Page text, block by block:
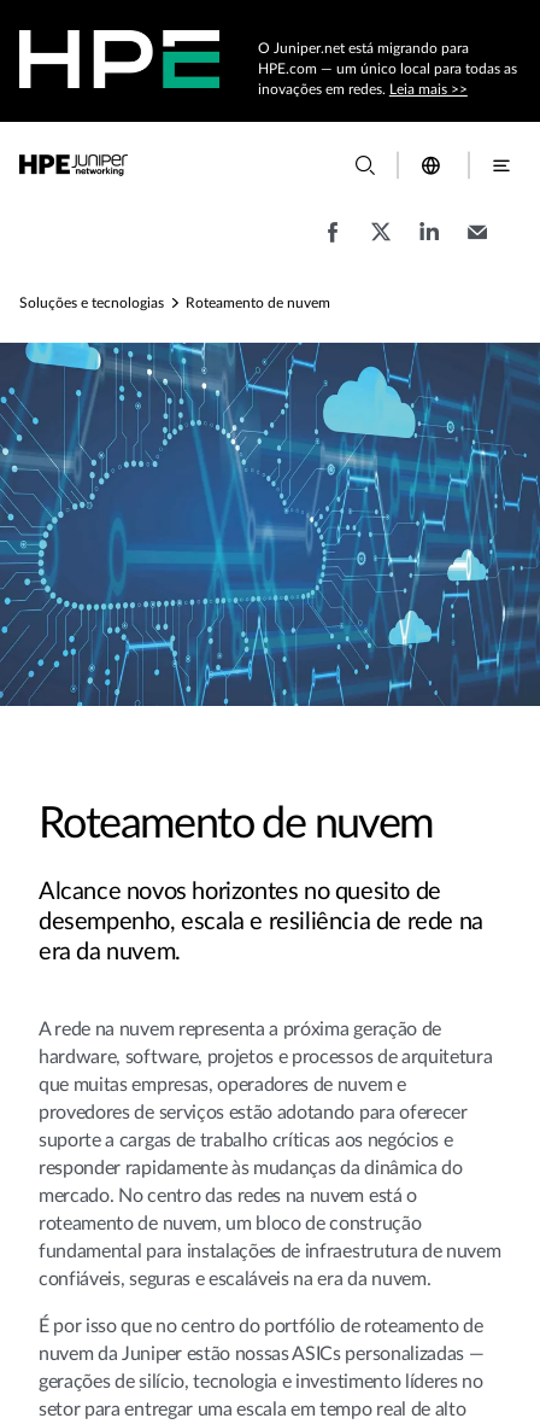
O Juniper.net está migrando para
HPE.com — um único local para todas as
inovações em redes. Leia mais >>
Soluções e tecnologias Roteamento de nuvem
Roteamento de nuvem
Alcance novos horizontes no quesito de
desempenho, escala e resiliência de rede na
era da nuvem.
A rede na nuvem representa a próxima geração de
hardware, software, projetos e processos de arquitetura
que muitas empresas, operadores de nuvem e
provedores de serviços estão adotando para oferecer
suporte a cargas de trabalho críticas aos negócios e
responder rapidamente às mudanças da dinâmica do
mercado. No centro das redes na nuvem está o
roteamento de nuvem, um bloco de construção
fundamental para instalações de infraestrutura de nuvem
confiáveis, seguras e escaláveis na era da nuvem.
É por isso que no centro do portfólio de roteamento de
nuvem da Juniper estão nossas ASICs personalizadas —
gerações de silício, tecnologia e investimento líderes no
setor para entregar uma escala em tempo real de alto